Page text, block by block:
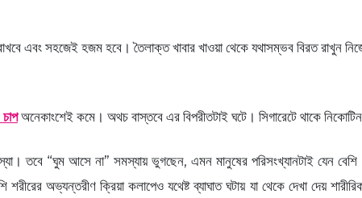
এবং সহজেই হজম হবে। তৈলাক্ত খাবার খাওয়া থেকে যথাসম্ভব বিরত রাখুন
অনেকাংশেই কমে। অথচ বাস্তবে এর বিপরীতটাই ঘটে। সিগারেটে থাকে
“ঘুম আসে না” সমস্যায় ভুগছেন, এমন মানুষের পরিসংখ্যানটাই যেন বেশি।
শরীরের অভ্যন্তরীণ ক্রিয়া কলাপেও যথেষ্ট ব্যাঘাত ঘটায় যা থেকে দেখা দেয়